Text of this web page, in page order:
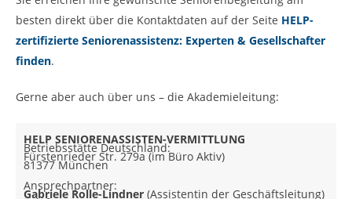
besten direkt über die Kontaktdaten auf der Seite HELP-
zertifizierte Seniorenassistenz: Experten & Gesellschafter
finden.
Gerne aber auch über uns – die Akademieleitung:
HELP SENIORENASSISTEN-VERMITTLUNG
Betriebsstätte Deutschland:
Fürstenrieder Str. 279a (im Büro Aktiv)
81377 München
Ansprechpartner:
Gabriele Rolle-Lindner (Assistentin der Geschäftsleitung)